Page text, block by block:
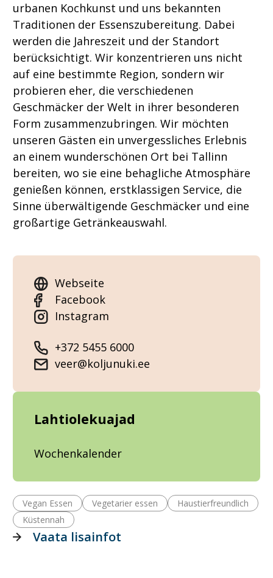
urbanen Kochkunst und uns bekannten
Traditionen der Essenszubereitung. Dabei
werden die Jahreszeit und der Standort
berücksichtigt. Wir konzentrieren uns nicht
auf eine bestimmte Region, sondern wir
probieren eher, die verschiedenen
Geschmäcker der Welt in ihrer besonderen
Form zusammenzubringen. Wir möchten
unseren Gästen ein unvergessliches Erlebnis
an einem wunderschönen Ort bei Tallinn
bereiten, wo sie eine behagliche Atmosphäre
genießen können, erstklassigen Service, die
Sinne überwältigende Geschmäcker und eine
großartige Getränkeauswahl.
Webseite
Facebook
Instagram
+372 5455 6000
veer@koljunuki.ee
Lahtiolekuajad
Wochenkalender
Vegan Essen Vegetarier essen
Haustierfreundlich
Küstennah
Vaata lisainfot